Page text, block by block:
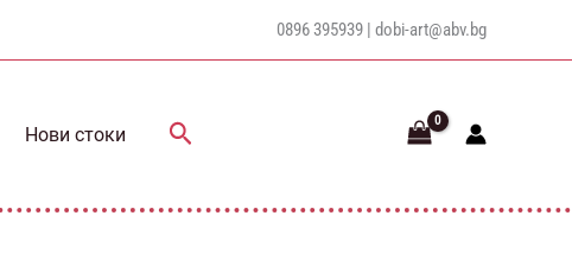
0896 395939 | dobi-art@abv.bg
Нови стоки Search